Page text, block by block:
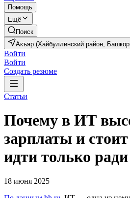
Помощь
Ещё
Поиск
Акъяр (Хайбуллинский район,
Войти
Войти
Создать резюме
Статьи
Почему в ИТ
зарплаты и
идти только ради
18 июня 2025